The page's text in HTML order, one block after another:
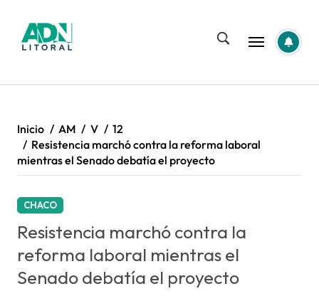
contenido
Inicio AM V
12
Resistencia marchó contra la reforma laboral
mientras el Senado debatía el proyecto
CHACO
Resistencia marchó contra la
reforma laboral mientras el
Senado debatía el proyecto